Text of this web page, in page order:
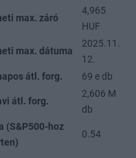
max. záró
4,965
HUF
max. dátuma
2025.11.
12.
átl. forg.
69 e db
átl. forg.
2,606 M
db
(S&P500-hoz
0.54